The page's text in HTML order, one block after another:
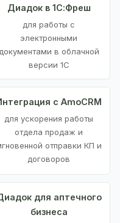
Диадок в 1С:Фреш
для работы с
электронными
в облачной
версии 1С
с AmoCRM
для ускорения работы
отдела продаж и
отправки КП и
договоров
для аптечного
бизнеса